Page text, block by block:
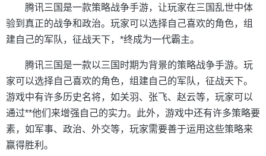
腾讯三国是一款策略战争手游，让玩家在三国乱世中体
验到真正的战争和政治。玩家可以选择自己喜欢的角色，组
建自己的军队，征战天下，*终成为一代霸主。
腾讯三国是一款以三国时期为背景的策略战争手游。玩
家可以选择自己喜欢的角色，组建自己的军队，征战天下。
游戏中有许多历史名将，如关羽、张飞、赵云等，玩家可以
通过**他们来增强自己的实力。此外，游戏中还有许多策略要
素，如军事、政治、外交等，玩家需要善于运用这些策略来
赢得胜利。